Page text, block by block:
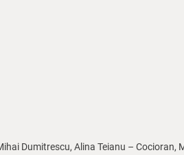
Dumitrescu, Alina Teianu – Cocioran,